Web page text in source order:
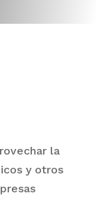
la
y otros